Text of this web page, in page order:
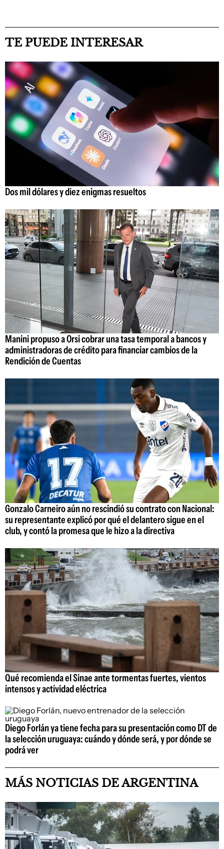
TE PUEDE INTERESAR
Dos mil dólares y diez enigmas resueltos
Manini propuso a Orsi cobrar una tasa temporal a bancos y
administradoras de crédito para financiar cambios de la
Rendición de Cuentas
Gonzalo Carneiro aún no rescindió su contrato con Nacional:
su representante explicó por qué el delantero sigue en el
club, y contó la promesa que le hizo a la directiva
Qué recomienda el Sinae ante tormentas fuertes, vientos
intensos y actividad eléctrica
Diego Forlán ya tiene fecha para su presentación como DT de
la selección uruguaya: cuándo y dónde será, y por dónde se
podrá ver
MÁS NOTICIAS DE ARGENTINA